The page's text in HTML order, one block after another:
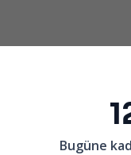
Bugüne